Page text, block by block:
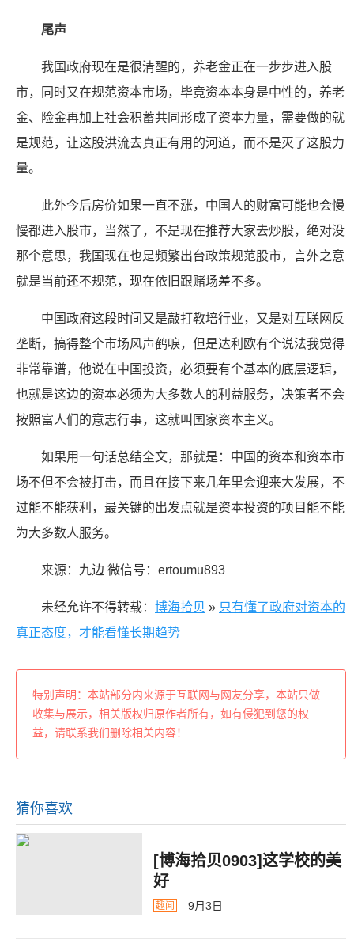
尾声
我国政府现在是很清醒的，养老金正在一步步进入股
市，同时又在规范资本市场，毕竟资本本身是中性的，养老
金、险金再加上社会积蓄共同形成了资本力量，需要做的就
是规范，让这股洪流去真正有用的河道，而不是灭了这股力
量。
此外今后房价如果一直不涨，中国人的财富可能也会慢
慢都进入股市，当然了，不是现在推荐大家去炒股，绝对没
那个意思，我国现在也是频繁出台政策规范股市，言外之意
就是当前还不规范，现在依旧跟赌场差不多。
中国政府这段时间又是敲打教培行业，又是对互联网反
垄断，搞得整个市场风声鹤唳，但是达利欧有个说法我觉得
非常靠谱，他说在中国投资，必须要有个基本的底层逻辑，
也就是这边的资本必须为大多数人的利益服务，决策者不会
按照富人们的意志行事，这就叫国家资本主义。
如果用一句话总结全文，那就是：中国的资本和资本市
场不但不会被打击，而且在接下来几年里会迎来大发展，不
过能不能获利，最关键的出发点就是资本投资的项目能不能
为大多数人服务。
来源：九边 微信号：ertoumu893
未经允许不得转载： 博海拾贝 » 只有懂了政府对资本的
真正态度，才能看懂长期趋势
特别声明：本站部分内来源于互联网与网友分享，本站只做
收集与展示，相关版权归原作者所有，如有侵犯到您的权
益，请联系我们删除相关内容！
猜你喜欢
[博海拾贝0903]这学校的美
好
趣闻 9月3日